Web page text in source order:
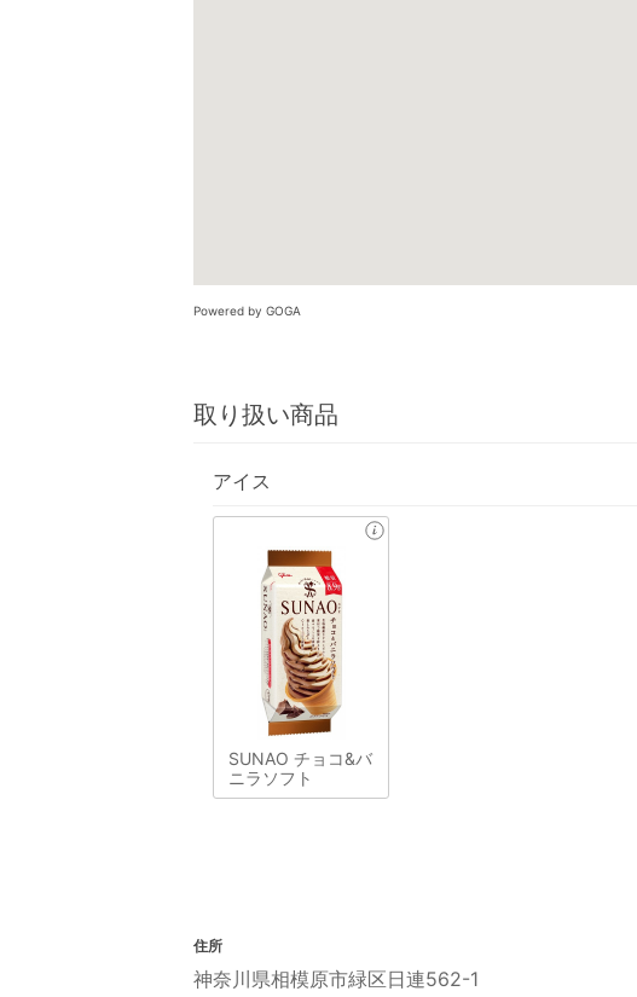
Powered by GOGA
取り扱い商品
アイス
SUNAO チョコ&バ
ニラソフト
住所
神奈川県相模原市緑区日連562-1